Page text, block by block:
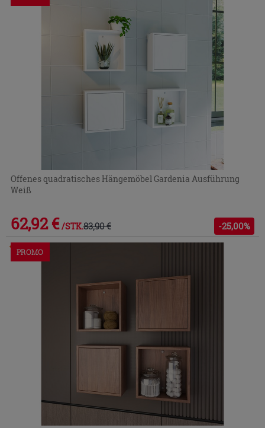
Offenes quadratisches Hängemöbel Gardenia Ausführung
Weiß
62,92 € /STK.83,90 € -25,00%
Im Geschäft oder über den Kundenservice bestellbar
PROMO